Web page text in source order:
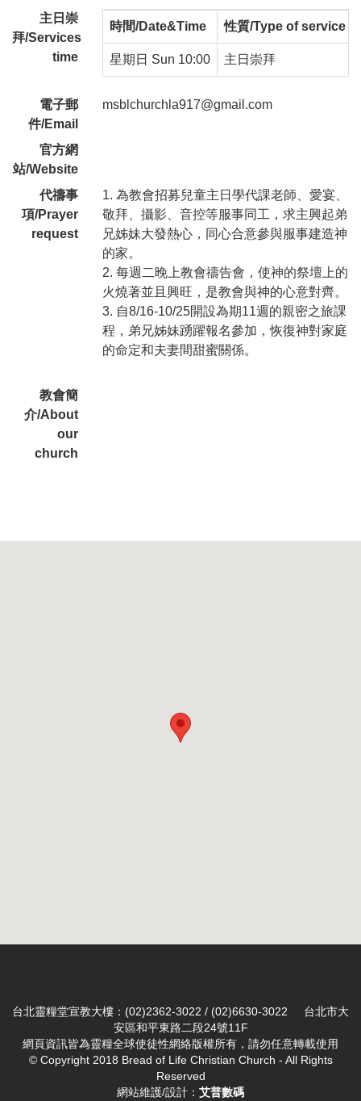
主日崇
拜/Services
time
時間/Date&Time 性質/Type of service
星期日 Sun 10:00 主日崇拜
電子郵
件/Email
msblchurchla917@gmail.com
官方網
站/Website
代禱事
項/Prayer
request
1. 為教會招募兒童主日學代課老師、愛宴、
敬拜、攝影、音控等服事同工，求主興起弟
兄姊妹大發熱心，同心合意參與服事建造神
的家。
2. 每週二晚上教會禱告會，使神的祭壇上的
火燒著並且興旺，是教會與神的心意對齊。
3. 自8/16-10/25開設為期11週的親密之旅課
程，弟兄姊妹踴躍報名參加，恢復神對家庭
的命定和夫妻間甜蜜關係。
教會簡
介/About
our
church
台北靈糧堂宣教大樓：(02)2362-3022 / (02)6630-3022 台北市大
安區和平東路二段24號11F
網頁資訊皆為靈糧全球使徒性網絡版權所有，請勿任意轉載使用
© Copyright 2018 Bread of Life Christian Church - All Rights
Reserved
網站維護/設計： 艾普數碼